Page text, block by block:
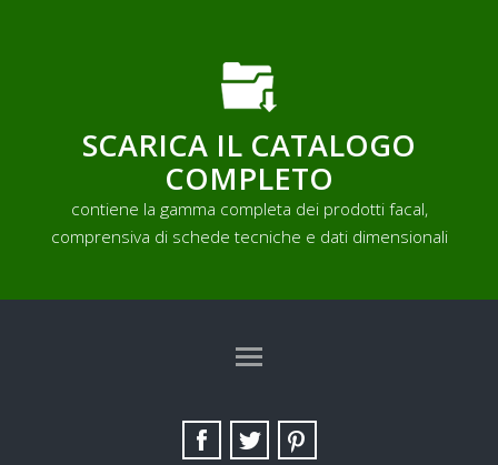
SCARICA IL CATALOGO
COMPLETO
contiene la gamma completa dei prodotti facal,
comprensiva di schede tecniche e dati dimensionali
SITE MAP